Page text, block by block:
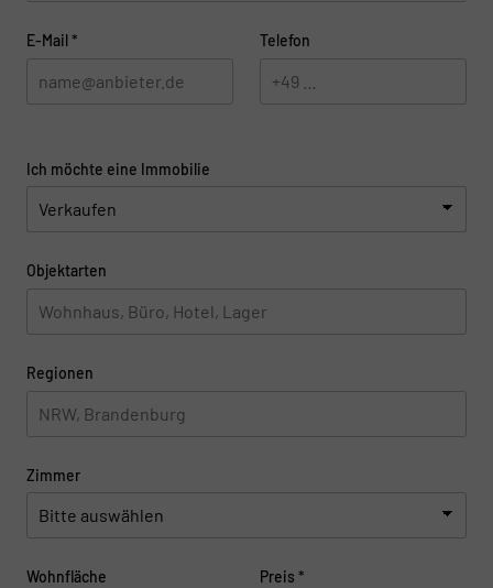
E-Mail* Telefon
Ich möchte eine Immobilie
Objektarten
Regionen
Zimmer
Wohnfläche Preis *